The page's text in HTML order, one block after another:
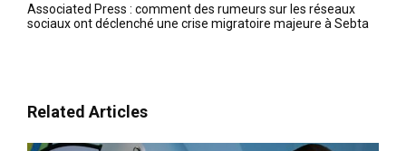
l'intelligence de
Associated Press : comment des rumeurs sur les réseaux
sociaux ont déclenché une crise migratoire majeure à Sebta
Related Articles